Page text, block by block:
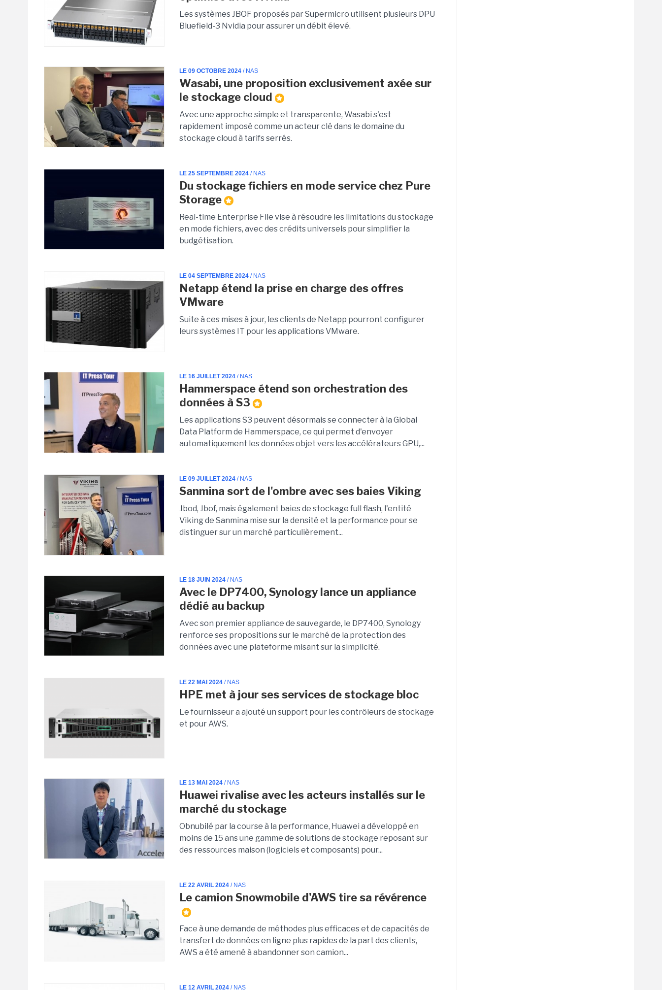
Les systèmes JBOF proposés par Supermicro utilisent plusieurs DPU
Bluefield-3 Nvidia pour assurer un débit élevé.
LE 09 OCTOBRE 2024 / NAS
Wasabi, une proposition exclusivement axée sur
le stockage cloud
Avec une approche simple et transparente, Wasabi s'est
rapidement imposé comme un acteur clé dans le domaine du
stockage cloud à tarifs serrés.
LE 25 SEPTEMBRE 2024 / NAS
Du stockage fichiers en mode service chez Pure
Storage
Real-time Enterprise File vise à résoudre les limitations du stockage
en mode fichiers, avec des crédits universels pour simplifier la
budgétisation.
LE 04 SEPTEMBRE 2024 / NAS
Netapp étend la prise en charge des offres
VMware
Suite à ces mises à jour, les clients de Netapp pourront configurer
leurs systèmes IT pour les applications VMware.
LE 16 JUILLET 2024 / NAS
Hammerspace étend son orchestration des
données à S3
Les applications S3 peuvent désormais se connecter à la Global
Data Platform de Hammerspace, ce qui permet d'envoyer
automatiquement les données objet vers les accélérateurs GPU,...
LE 09 JUILLET 2024 / NAS
Sanmina sort de l'ombre avec ses baies Viking
Jbod, Jbof, mais également baies de stockage full flash, l'entité
Viking de Sanmina mise sur la densité et la performance pour se
distinguer sur un marché particulièrement...
LE 18 JUIN 2024 / NAS
Avec le DP7400, Synology lance un appliance
dédié au backup
Avec son premier appliance de sauvegarde, le DP7400, Synology
renforce ses propositions sur le marché de la protection des
données avec une plateforme misant sur la simplicité.
LE 22 MAI 2024 / NAS
HPE met à jour ses services de stockage bloc
Le fournisseur a ajouté un support pour les contrôleurs de stockage
et pour AWS.
LE 13 MAI 2024 / NAS
Huawei rivalise avec les acteurs installés sur le
marché du stockage
Obnubilé par la course à la performance, Huawei a développé en
moins de 15 ans une gamme de solutions de stockage reposant sur
des ressources maison (logiciels et composants) pour...
LE 22 AVRIL 2024 / NAS
Le camion Snowmobile d'AWS tire sa révérence
Face à une demande de méthodes plus efficaces et de capacités de
transfert de données en ligne plus rapides de la part des clients,
AWS a été amené à abandonner son camion...
LE 12 AVRIL 2024 / NAS